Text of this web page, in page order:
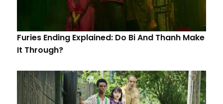
Furies Ending Explained: Do Bi And Thanh Make
It Through?